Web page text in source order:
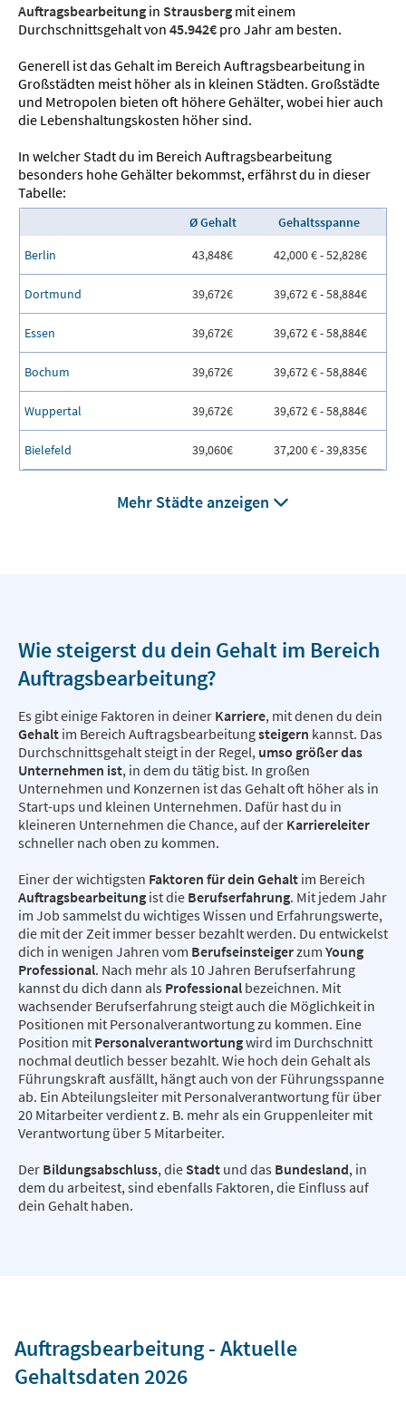
Auftragsbearbeitung in Strausberg mit einem
Durchschnittsgehalt von 45.942€ pro Jahr am besten.
Generell ist das Gehalt im Bereich Auftragsbearbeitung in
Großstädten meist höher als in kleinen Städten. Großstädte
und Metropolen bieten oft höhere Gehälter, wobei hier auch
die Lebenshaltungskosten höher sind.
In welcher Stadt du im Bereich Auftragsbearbeitung
besonders hohe Gehälter bekommst, erfährst du in dieser
Tabelle:
Ø Gehalt
Gehaltsspanne
Berlin
43,848€ 42,000 € - 52,828€
Dortmund 39,672€ 39,672 € - 58,884€
Essen 39,672€ 39,672 € - 58,884€
Bochum 39,672€ 39,672 € - 58,884€
Wuppertal 39,672€ 39,672 € - 58,884€
Bielefeld 39,060€ 37,200 € - 39,835€
Mehr Städte anzeigen
Wie steigerst du dein Gehalt im Bereich
Auftragsbearbeitung?
Es gibt einige Faktoren in deiner Karriere, mit denen du dein
Gehalt im Bereich Auftragsbearbeitungsteigern kannst. Das
Durchschnittsgehalt steigt in der Regel, umso größer das
Unternehmen ist, in dem du tätig bist. In großen
Unternehmen und Konzernen ist das Gehalt oft höher als in
Start-ups und kleinen Unternehmen. Dafür hast du in
kleineren Unternehmen die Chance, auf der Karriereleiter
schneller nach oben zu kommen.
Einer der wichtigsten Faktoren für dein Gehalt im Bereich
Auftragsbearbeitung ist die Berufserfahrung. Mit jedem Jahr
im Job sammelst du wichtiges Wissen und Erfahrungswerte,
die mit der Zeit immer besser bezahlt werden. Du entwickelst
dich in wenigen Jahren vom Berufseinsteigerzum Young
Professional. Nach mehr als 10 Jahren Berufserfahrung
kannst du dich dann als Professional bezeichnen. Mit
wachsender Berufserfahrung steigt auch die Möglichkeit in
Positionen mit Personalverantwortung zu kommen. Eine
Position mit Personalverantwortungwird im Durchschnitt
nochmal deutlich besser bezahlt. Wie hoch dein Gehalt als
Führungskraft ausfällt, hängt auch von der Führungsspanne
ab. Ein Abteilungsleiter mit Personalverantwortung für über
20 Mitarbeiter verdient z. B. mehr als ein Gruppenleiter mit
Verantwortung über 5 Mitarbeiter.
Der Bildungsabschluss, die Stadt und das Bundesland, in
dem du arbeitest, sind ebenfalls Faktoren, die Einfluss auf
dein Gehalt haben.
Auftragsbearbeitung - Aktuelle
Gehaltsdaten 2026